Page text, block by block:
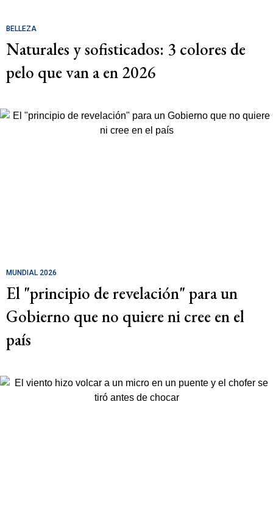
BELLEZA
Naturales y sofisticados: 3 colores de
pelo que van a en 2026
MUNDIAL 2026
El "principio de revelación" para un
Gobierno que no quiere ni cree en el
país